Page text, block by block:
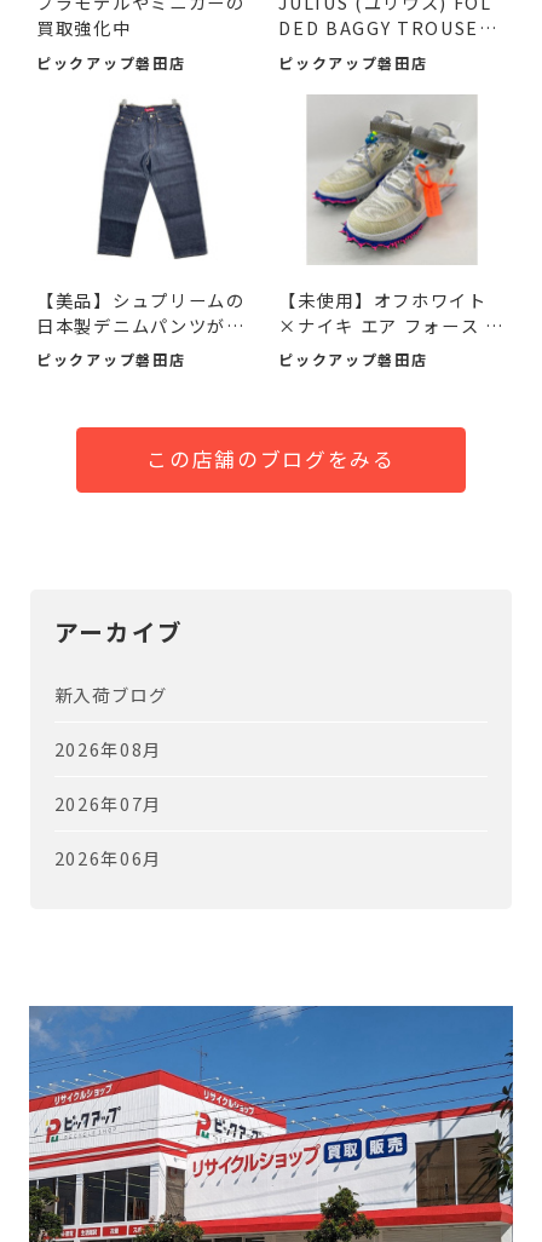
買取強化中
ピックアップ磐田店
DED BAGGY TROUSERS
ブラッ...
ピックアップ磐田店
【美品】シュプリームの
日本製デニムパンツが入
荷...
ピックアップ磐田店
【未使用】オフホワイト
×ナイキ エア フォース 1
M...
ピックアップ磐田店
この店舗のブログをみる
アーカイブ
新入荷ブログ
2026年08月
2026年07月
2026年06月